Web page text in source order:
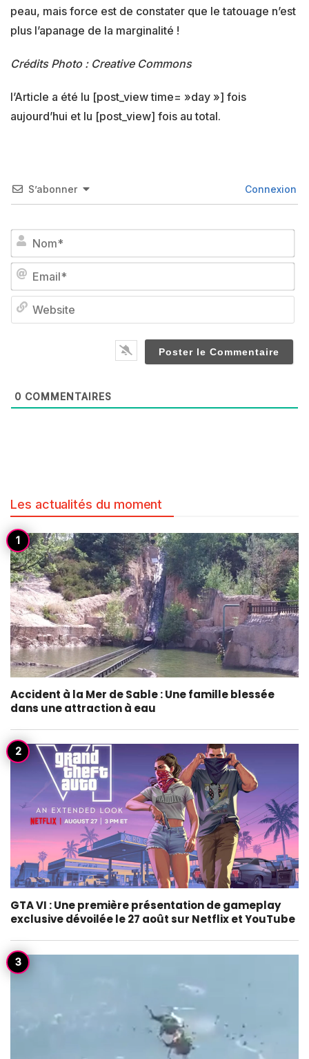
peau, mais force est de constater que le tatouage n’est
plus l’apanage de la marginalité !
Crédits Photo : Creative Commons
l’Article a été lu [post_view time= »day »] fois
aujourd’hui et lu [post_view] fois au total.
S’abonner Connexion
0 COMMENTAIRES
Les actualités du moment
Accident à la Mer de Sable : Une famille blessée
dans une attraction à eau
GTA VI : Une première présentation de gameplay
exclusive dévoilée le 27 août sur Netflix et YouTube